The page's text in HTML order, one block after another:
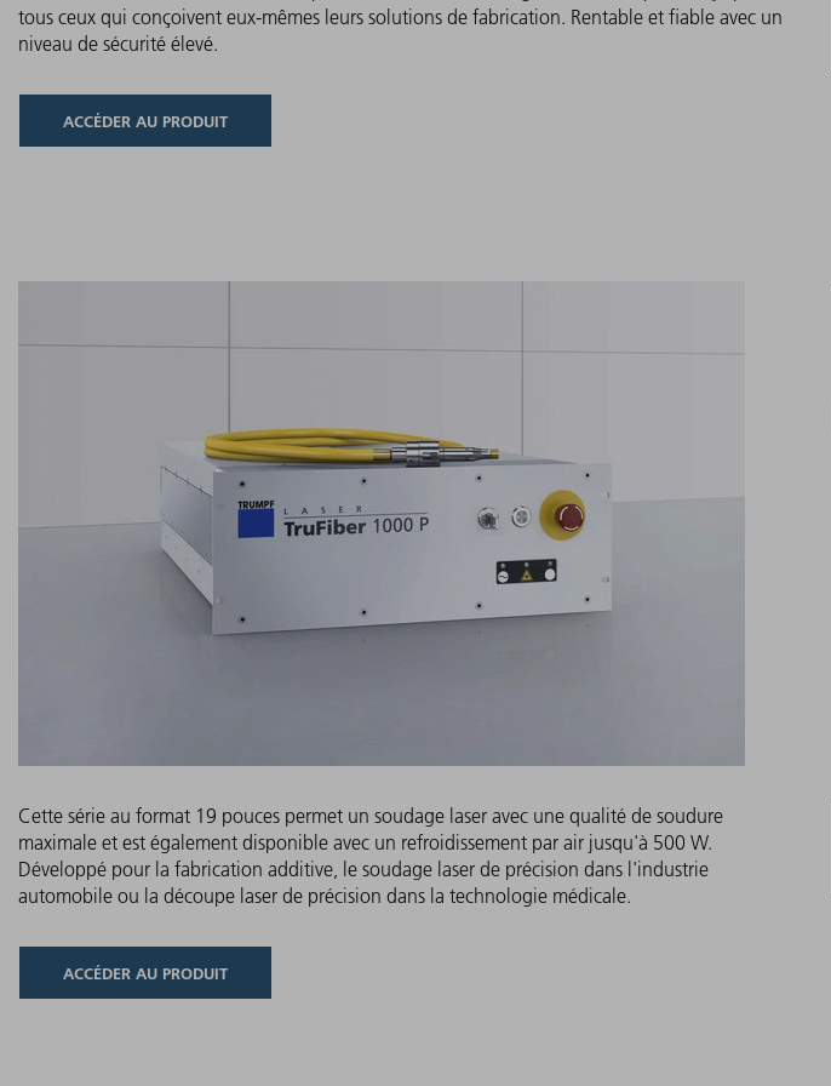
tous ceux qui conçoivent eux-mêmes leurs solutions de fabrication. Rentable et fiable avec un
niveau de sécurité élevé.
ACCÉDER AU PRODUIT
Cette série au format 19 pouces permet un soudage laser avec une qualité de soudure
maximale et est également disponible avec un refroidissement par air jusqu'à 500 W.
Développé pour la fabrication additive, le soudage laser de précision dans l'industrie
automobile ou la découpe laser de précision dans la technologie médicale.
ACCÉDER AU PRODUIT